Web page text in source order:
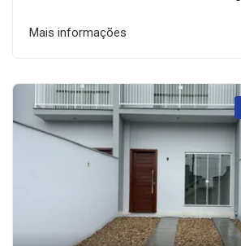
Mais informações